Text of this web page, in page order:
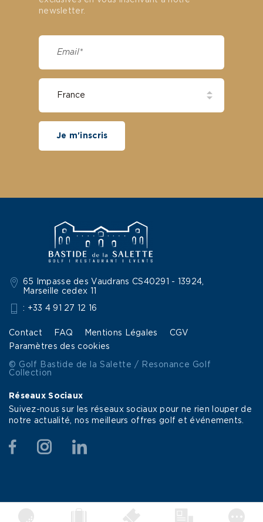
65 Impasse des Vaudrans CS40291 - 13924,
Marseille cedex 11
: +33 4 91 27 12 16
Contact FAQ Mentions Légales
CGV
Paramètres des cookies
© Golf Bastide de la Salette / Resonance Golf
Collection
Réseaux Sociaux
Suivez-nous sur les réseaux sociaux pour ne rien louper de
notre actualité, nos meilleurs offres golf et événements.
FacebookInstagram
newsletter.
Je m'inscris